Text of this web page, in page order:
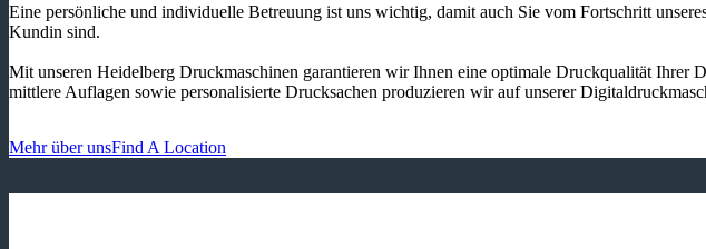
Eine persönliche und individuelle Betreuung ist uns wichtig, damit auch Sie vom Fortschritt
Kundin sind.
Mit unseren Heidelberg Druckmaschinen garantieren wir Ihnen eine optimale Druckqualität
mittlere Auflagen sowie personalisierte Drucksachen produzieren wir auf unserer
Mehr über unsFind A Location